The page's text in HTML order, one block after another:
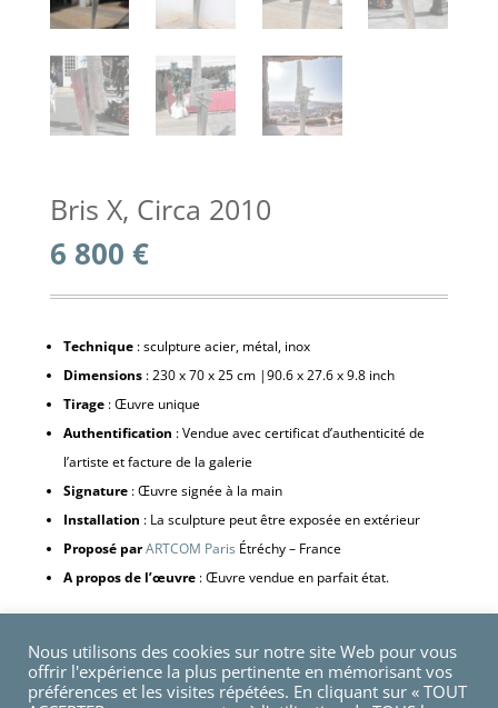
Bris X, Circa 2010
6 800 €
Technique: sculpture acier, métal, inox
Dimensions: 230 x 70 x 25 cm |90.6 x 27.6 x 9.8 inch
Tirage: Œuvre unique
Authentification : Vendue avec certificat d’authenticité de
l’artiste et facture de la galerie
Signature: Œuvre signée à la main
Installation : La sculpture peut être exposée en extérieur
Proposé parARTCOM Paris Étréchy – France
A propos de l’œuvre: Œuvre vendue en parfait état.
quantité
de
Ajouter au panier
Nous utilisons des cookies sur notre site Web pour vous
offrir l'expérience la plus pertinente en mémorisant vos
préférences et les visites répétées. En cliquant sur « TOUT